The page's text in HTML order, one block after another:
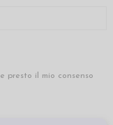
e presto il mio consenso